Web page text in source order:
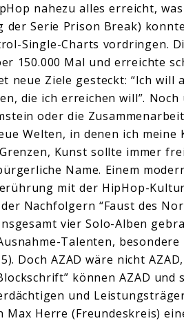
nahezu alles erreicht,
der Serie Prison Break)
Single-Charts vordringen.
150.000 Mal und erreichte
neue Ziele gesteckt: “Ich will
die ich erreichen will”.
oder die
Welten, in denen ich
Kunst sollte immer
Name. Einem
mit der HipHop-
Nachfolgern “Faust des
insgesamt vier Solo-Alben
Talenten,
Doch AZAD wäre nicht
können AZAD
und
Max Herre (Freundeskreis)